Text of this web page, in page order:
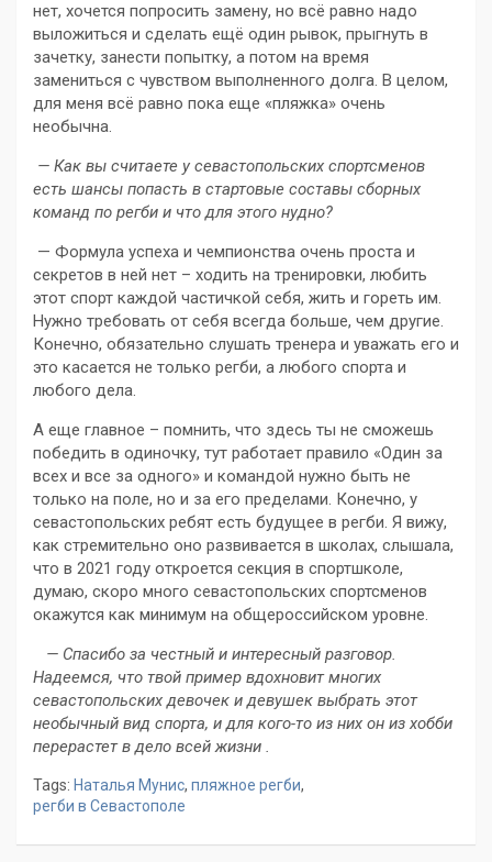
нет, хочется попросить замену, но всё равно надо
выложиться и сделать ещё один рывок, прыгнуть в
зачетку, занести попытку, а потом на время
замениться с чувством выполненного долга. В целом,
для меня всё равно пока еще «пляжка» очень
необычна.
— Как вы считаете у севастопольских спортсменов
есть шансы попасть в стартовые составы сборных
команд по регби и что для этого нудно?
— Формула успеха и чемпионства очень проста и
секретов в ней нет – ходить на тренировки, любить
этот спорт каждой частичкой себя, жить и гореть им.
Нужно требовать от себя всегда больше, чем другие.
Конечно, обязательно слушать тренера и уважать его и
это касается не только регби, а любого спорта и
любого дела.
А еще главное – помнить, что здесь ты не сможешь
победить в одиночку, тут работает правило «Один за
всех и все за одного» и командой нужно быть не
только на поле, но и за его пределами. Конечно, у
севастопольских ребят есть будущее в регби. Я вижу,
как стремительно оно развивается в школах, слышала,
что в 2021 году откроется секция в спортшколе,
думаю, скоро много севастопольских спортсменов
окажутся как минимум на общероссийском уровне.
— Спасибо за честный и интересный разговор.
Надеемся, что твой пример вдохновит многих
севастопольских девочек и девушек выбрать этот
необычный вид спорта, и для кого-то из них он из хобби
перерастет в дело всей жизни .
Tags: Наталья Мунис, пляжное регби,
регби в Севастополе